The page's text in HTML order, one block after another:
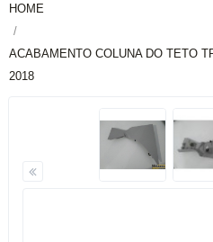
HOME
ACABAMENTO COLUNA DO TETO
2018